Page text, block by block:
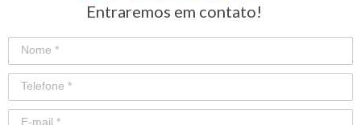
Entraremos em contato!